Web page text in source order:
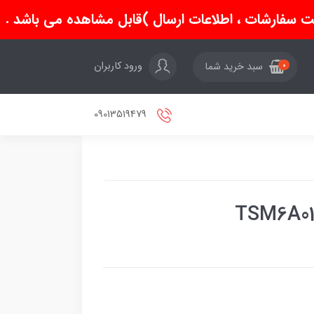
، اطلاعات ارسال )قابل مشاهده می باشد .
0 سبد خرید شما ورود کاربران